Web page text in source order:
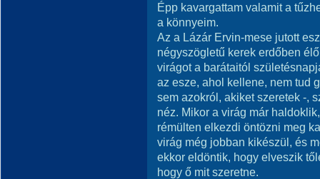
Épp kavargattam valamit a
a könnyeim.
Az a Lázár Ervin-mese jutott
négyszögletű kerek erdőben
virágot a barátaitól
az esze, ahol kellene, nem tud
sem azokról, akiket szeretek -,
néz. Mikor a virág már
rémülten elkezdi öntözni meg
virág még jobban kikészül, és
ekkor eldöntik, hogy elveszik
hogy ő mit szeretne.